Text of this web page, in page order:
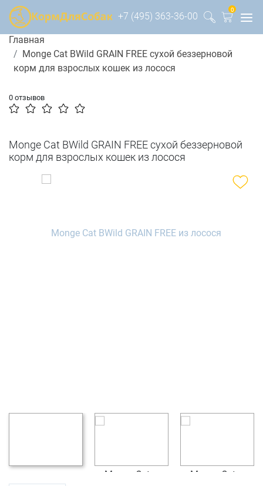
+7 (495) 363-36-00
0
Главная
Monge Cat BWild GRAIN FREE сухой беззерновой
корм для взрослых кошек из лосося
0 отзывов
Monge Cat BWild GRAIN FREE сухой беззерновой
корм для взрослых кошек из лосося